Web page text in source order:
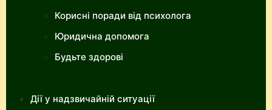
Корисні поради від психолога
Юридична допомога
Будьте здорові
Дії у надзвичайній ситуації